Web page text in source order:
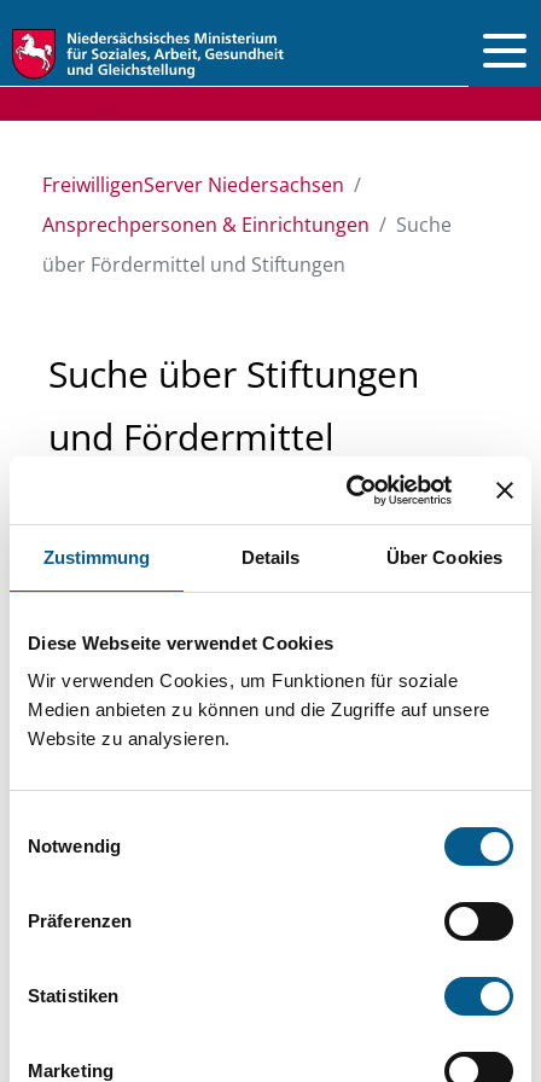
Zustimmung Details Über Cookies
Diese Webseite verwendet Cookies
Wir verwenden Cookies, um Funktionen für soziale
Medien anbieten zu können und die Zugriffe auf unsere
Website zu analysieren.
Notwendig
Präferenzen
Statistiken
Marketing
FreiwilligenServer Niedersachsen
Ansprechpersonen & Einrichtungen
Suche
über Fördermittel und Stiftungen
Suche über Stiftungen
und Fördermittel
Sie suchen finanzielle Unterstützung für ein
Projekt oder ein Vorhaben? Hier können Sie
direkt über unsere Fördermitteldatenbank und
Stiftungsdatenbank recherchieren. Bei der
Suche bitte die Groß- und Kleinschreibung
beachten.
Bitte Suchbegriff eingeben. Ergebnisse
können durch die Wahl von Bereichen oder
Suchen